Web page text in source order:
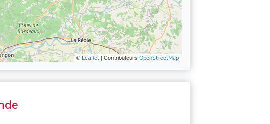
© Leaflet | Contributeurs OpenStreetMap